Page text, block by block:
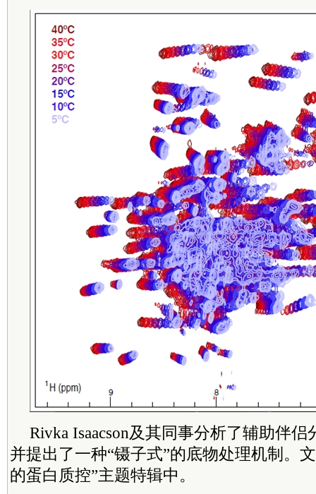
Rivka Isaacson及其同事分析了辅助伴侣
并提出了一种“镊子式”的底物处理机制。
的蛋白质控”主题特辑中。